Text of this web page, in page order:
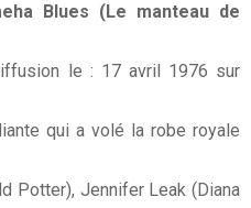
Blues (Le manteau de
le : 17 avril 1976 sur
qui a volé la robe royale
Potter), Jennifer Leak (Diana